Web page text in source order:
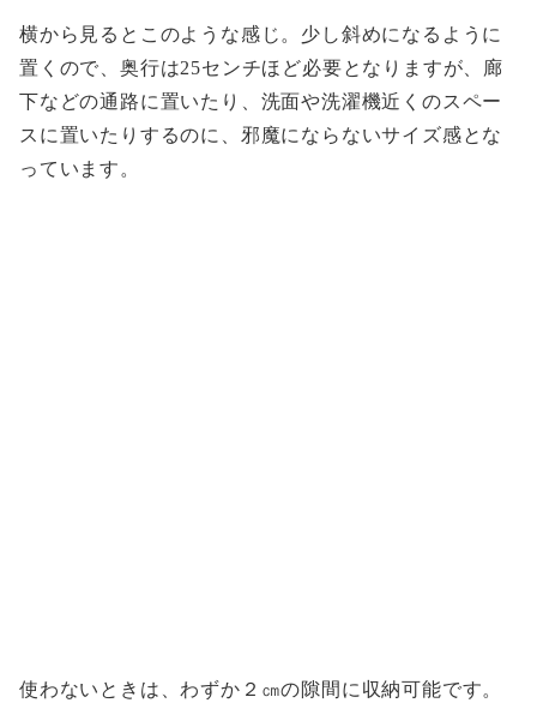
横から見るとこのような感じ。少し斜めになるように
置くので、奥行は25センチほど必要となりますが、廊
下などの通路に置いたり、洗面や洗濯機近くのスペー
スに置いたりするのに、邪魔にならないサイズ感とな
っています。
使わないときは、わずか２㎝の隙間に収納可能です。